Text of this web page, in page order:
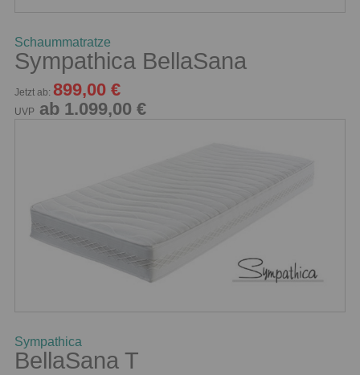
Schaummatratze
Sympathica BellaSana
Jetzt ab: 899,00 €
UVP ab 1.099,00 €
Sympathica
BellaSana T